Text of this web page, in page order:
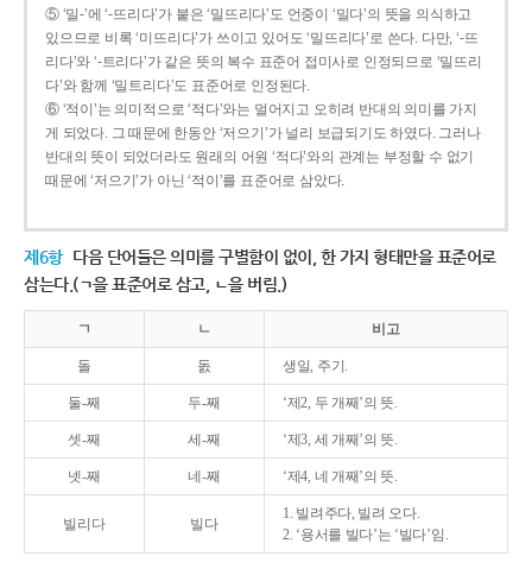
⑤ ‘밀-’에 ‘-뜨리다’가 붙은 ‘밀뜨리다’도 언중이 ‘밀다’의 뜻을 의식하고
있으므로 비록 ‘미뜨리다’가 쓰이고 있어도 ‘밀뜨리다’로 쓴다. 다만, ‘-뜨
리다’와 ‘-트리다’가 같은 뜻의 복수 표준어 접미사로 인정되므로 ‘밀뜨리
다’와 함께 ‘밀트리다’도 표준어로 인정된다.
⑥ ‘적이’는 의미적으로 ‘적다’와는 멀어지고 오히려 반대의 의미를 가지
게 되었다. 그 때문에 한동안 ‘저으기’가 널리 보급되기도 하였다. 그러나
반대의 뜻이 되었더라도 원래의 어원 ‘적다’와의 관계는 부정할 수 없기
때문에 ‘저으기’가 아닌 ‘적이’를 표준어로 삼았다.
제6항 다음 단어들은 의미를 구별함이 없이, 한 가지 형태만을 표준어로
삼는다.(ㄱ을 표준어로 삼고, ㄴ을 버림.)
ㄱ ㄴ 비고
돌 돐 생일, 주기.
둘-째 두-째 ‘제2, 두 개째’의 뜻.
셋-째 세-째 ‘제3, 세 개째’의 뜻.
넷-째 네-째 ‘제4, 네 개째’의 뜻.
빌리다 빌다
1. 빌려주다, 빌려 오다.
2. ‘용서를 빌다’는 ‘빌다’임.